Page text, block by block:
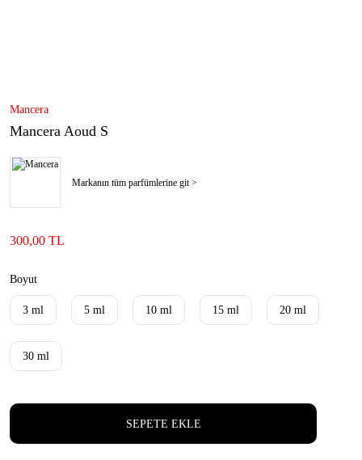
Mancera
Mancera Aoud S
Markanın tüm parfümlerine git >
300,00 TL
Boyut
3 ml 5 ml 10 ml 15 ml 20 ml
30 ml
SEPETE EKLE